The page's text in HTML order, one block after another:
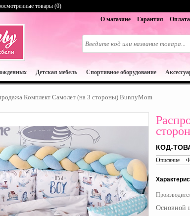
О магазине Гарантия Оплата
товары (0)
Детская мебель Спортивное оборудование
Комплект Самолет (на 3 стороны) BunnyMom
КОД-
Описание
Основной